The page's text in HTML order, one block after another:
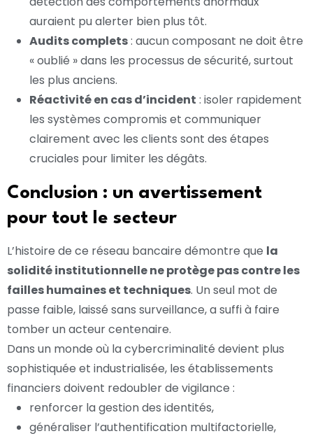
auraient pu alerter bien plus tôt.
Audits complets: aucun composant ne doit être
« oublié » dans les processus de sécurité, surtout
les plus anciens.
Réactivité en cas d’incident : isoler rapidement
les systèmes compromis et communiquer
clairement avec les clients sont des étapes
cruciales pour limiter les dégâts.
Conclusion : un avertissement
pour tout le secteur
L’histoire de ce réseau bancaire démontre que la
solidité institutionnelle ne protège pas contre les
failles humaines et techniques. Un seul mot de
passe faible, laissé sans surveillance, a suffi à faire
tomber un acteur centenaire.
Dans un monde où la cybercriminalité devient plus
sophistiquée et industrialisée, les établissements
financiers doivent redoubler de vigilance :
renforcer la gestion des identités,
généraliser l’authentification multifactorielle,